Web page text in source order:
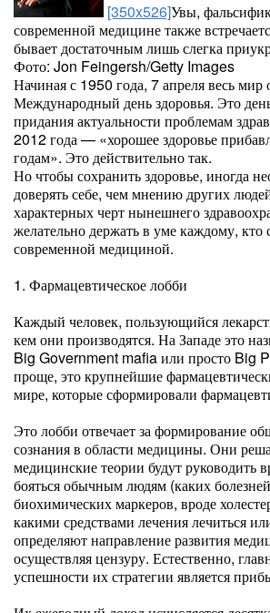
[350x526]Увы,
современной медицине также
бывает достаточным лишь слегка
Фото: Jon Feingersh/Getty Images
Начиная с 1950 года, 7 апреля весь мир
Международный день здоровья. Это
придания актуальности проблемам
2012 года — «хорошее здоровье
годам». Это действительно так.
Но чтобы сохранить здоровье, иногда
доверять себе, чем мнению других
характерных черт нынешнего
желательно держать в уме каждому, кто
современной медициной.
1. Фармацевтическое лобби
Каждый человек, пользующийся
кем они производятся. На Западе это
Big Government mafia или просто Big
проще, это крупнейшие
мире, которые сформировали
Это лобби отвечает за формирование
сознания в области медицины. Они
медицинские теории будут руководить
бояться обычным людям (каких
биохимических маркеров, вроде
какими средствами лечения лечиться
определяют направление развития
осуществляя цензуру. Естественно,
успешности их стратегии является